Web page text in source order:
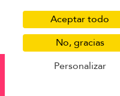
from2472
Aceptar todo
No, gracias
Personalizar